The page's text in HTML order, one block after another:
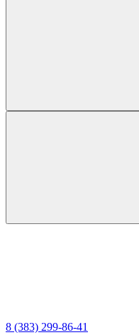
8 (383) 299-86-41